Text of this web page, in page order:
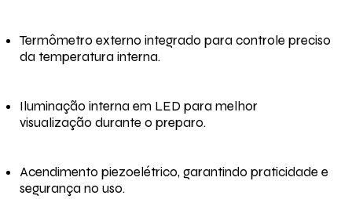
Termômetro externo integrado para controle preciso
da temperatura interna.
Iluminação interna em LED para melhor
visualização durante o preparo.
Acendimento piezoelétrico, garantindo praticidade e
segurança no uso.